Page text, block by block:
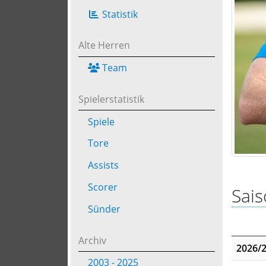
Statistik
Alte Herren
Team
Spielerstatistik
Spiele
Tore
Assists
Scorer
Sünder
Archiv
2003 - 2025
2026/